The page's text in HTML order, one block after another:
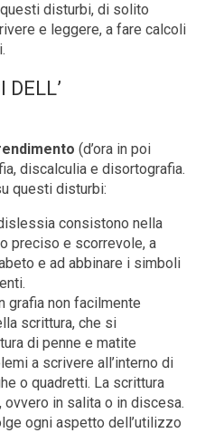
disturbi, di solito
e leggere, a fare calcoli
DELL’
(d’ora in poi
discalculia e disortografia.
questi disturbi:
consistono nella
preciso e scorrevole, a
e ad abbinare i simboli
grafia non facilmente
scrittura, che si
di penne e matite
a scrivere all’interno di
o quadretti. La scrittura
in salita o in discesa.
ogni aspetto dell’utilizzo